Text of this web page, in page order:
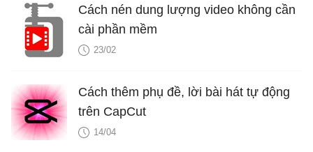
Cách nén dung lượng video không cần
cài phần mềm
23/02
Cách thêm phụ đề, lời bài hát tự động
trên CapCut
14/04